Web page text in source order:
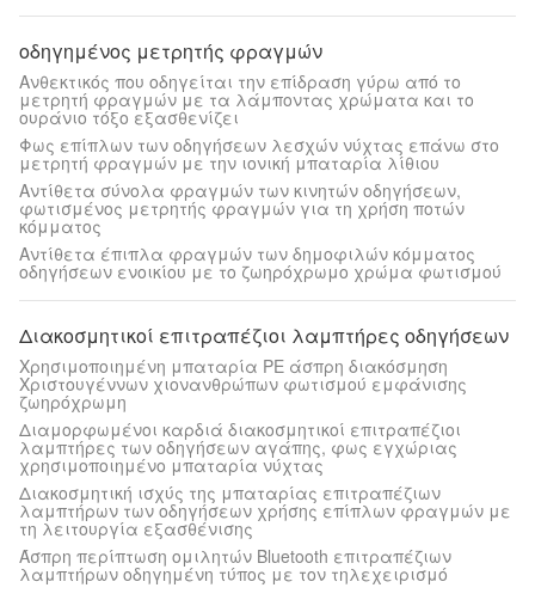
οδηγημένος μετρητής φραγμών
Ανθεκτικός που οδηγείται την επίδραση γύρω από το
μετρητή φραγμών με τα λάμποντας χρώματα και το
ουράνιο τόξο εξασθενίζει
Φως επίπλων των οδηγήσεων λεσχών νύχτας επάνω στο
μετρητή φραγμών με την ιονική μπαταρία λίθιου
Αντίθετα σύνολα φραγμών των κινητών οδηγήσεων,
φωτισμένος μετρητής φραγμών για τη χρήση ποτών
κόμματος
Αντίθετα έπιπλα φραγμών των δημοφιλών κόμματος
οδηγήσεων ενοικίου με το ζωηρόχρωμο χρώμα φωτισμού
Διακοσμητικοί επιτραπέζιοι λαμπτήρες οδηγήσεων
Χρησιμοποιημένη μπαταρία PE άσπρη διακόσμηση
Χριστουγέννων χιονανθρώπων φωτισμού εμφάνισης
ζωηρόχρωμη
Διαμορφωμένοι καρδιά διακοσμητικοί επιτραπέζιοι
λαμπτήρες των οδηγήσεων αγάπης, φως εγχώριας
χρησιμοποιημένο μπαταρία νύχτας
Διακοσμητική ισχύς της μπαταρίας επιτραπέζιων
λαμπτήρων των οδηγήσεων χρήσης επίπλων φραγμών με
τη λειτουργία εξασθένισης
Άσπρη περίπτωση ομιλητών Bluetooth επιτραπέζιων
λαμπτήρων οδηγημένη τύπος με τον τηλεχειρισμό